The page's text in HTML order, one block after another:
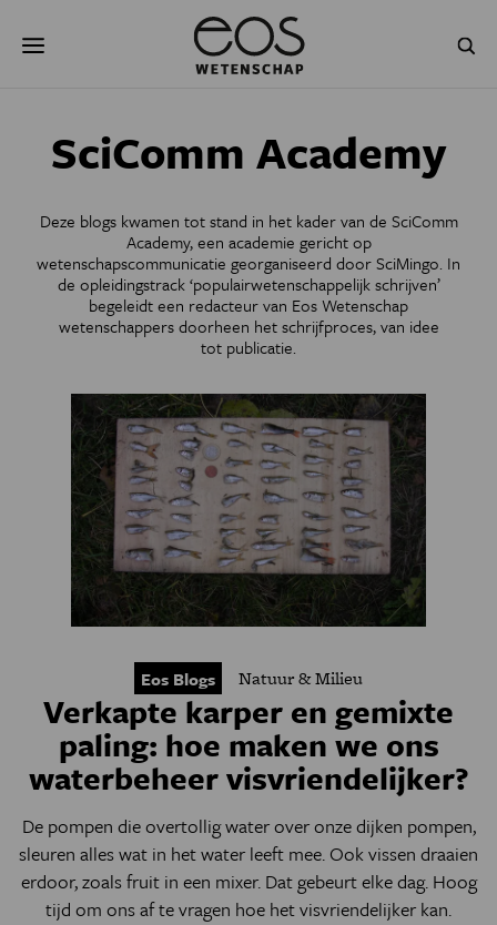
naar
GEZONDHEID RUIMTE
NATUURWETENSCHAPPEN GESCHIEDENIS
PSYCHE & BREIN BLOGS
PODCAST AGENDA
JONGE UITDAGERS
SciComm Academy
Deze blogs kwamen tot stand in het kader van de SciComm
Academy, een academie gericht op
wetenschapscommunicatie georganiseerd doorSciMingo. In
de opleidingstrack‘populairwetenschappelijk schrijven’
begeleidt een redacteur van Eos Wetenschap
wetenschappers doorheen het schrijfproces, van idee
tot publicatie.
Eos Blogs Natuur & Milieu
Verkapte karper en gemixte
paling: hoe maken we ons
waterbeheer visvriendelijker?
De pompen die overtollig water over onze dijken pompen,
sleuren alles wat in het water leeft mee. Ook vissen draaien
erdoor, zoals fruit in een mixer. Dat gebeurt elke dag. Hoog
tijd om ons af te vragen hoe het visvriendelijker kan.